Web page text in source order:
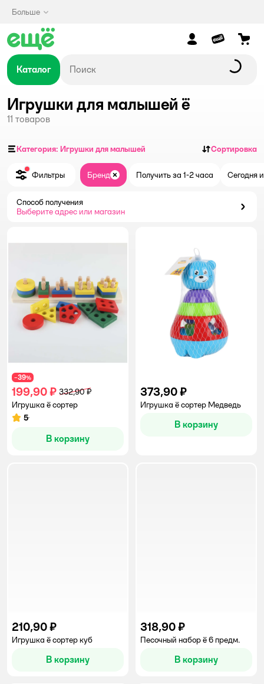
Больше
Каталог
Игрушки для малышей ё
11 товаров
Категория: Игрушки для малышей Сортировка
Фильтры Бренд ЗакрытьПолучить за 1-2 часа Сегодня
Способ получения
Выберите адрес или магазин
−39%
199,90 ₽ 332,90 ₽
Игрушка ё сортер
Рейтинг:
5
В корзину
373,90 ₽
Игрушка ё сортер Медведь
В корзину
210,90 ₽
Игрушка ё сортер куб
В корзину
318,90 ₽
Песочный набор ё 6 предм.
В корзину